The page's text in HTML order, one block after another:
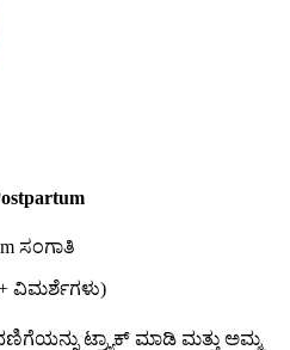
ಸಂಗಾತಿ
ವಿಮರ್ಶೆಗಳು)
ಟ್ರ್ಯಾಕ್ ಮಾಡಿ ಮತ್ತು ಅಮ್ಮ